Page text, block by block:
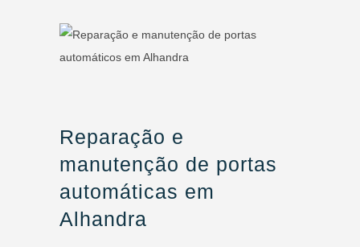
Reparação e
manutenção de portas
automáticas em
Alhandra